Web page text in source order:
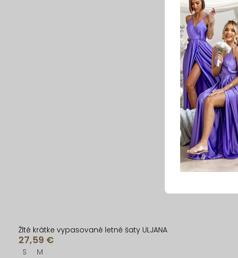
Žlté krátke vypasované letné šaty ULJANA
27,59 €
S M